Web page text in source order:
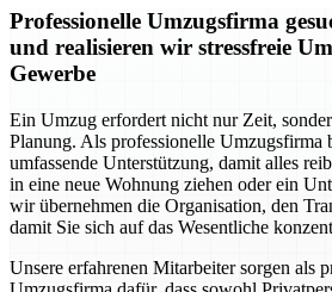
Professionelle Umzugsfirma
und realisieren wir stressfreie
Gewerbe
Ein Umzug erfordert nicht nur Zeit,
Planung. Als professionelle Umzugsfirma
umfassende Unterstützung, damit alles
in eine neue Wohnung ziehen oder ein
wir übernehmen die Organisation, den
damit Sie sich auf das Wesentliche
Unsere erfahrenen Mitarbeiter sorgen als